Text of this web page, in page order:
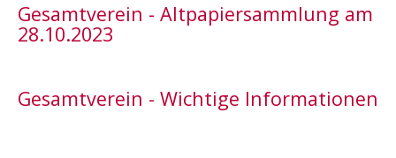
Gesamtverein - Altpapiersammlung am
28.10.2023
Gesamtverein - Wichtige Informationen